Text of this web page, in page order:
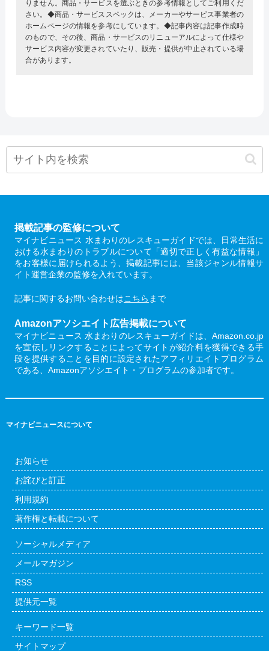
りません。商品・サービスを選ぶときの参考情報としてご利用くだ
さい。◆商品・サービススペックは、メーカーやサービス事業者の
ホームページの情報を参考にしています。◆記事内容は記事作成時
のもので、その後、商品・サービスのリニューアルによって仕様や
サービス内容が変更されていたり、販売・提供が中止されている場
合があります。
掲載記事の監修について
マイナビニュース 水まわりのレスキューガイドでは、日常生活に
おける水まわりのトラブルについて「適切で正しく有益な情報」
をお客様に届けられるよう、掲載記事には、当該ジャンル情報サ
イト運営企業の監修を入れています。
記事に関するお問い合わせはこちら まで
Amazonアソシエイト広告掲載について
マイナビニュース 水まわりのレスキューガイドは、Amazon.co.jp
を宣伝しリンクすることによってサイトが紹介料を獲得できる手
段を提供することを目的に設定されたアフィリエイトプログラム
である、Amazonアソシエイト・プログラムの参加者です。
マイナビニュースについて
お知らせ
お詫びと訂正
利用規約
著作権と転載について
ソーシャルメディア
メールマガジン
RSS
提供元一覧
キーワード一覧
サイトマップ